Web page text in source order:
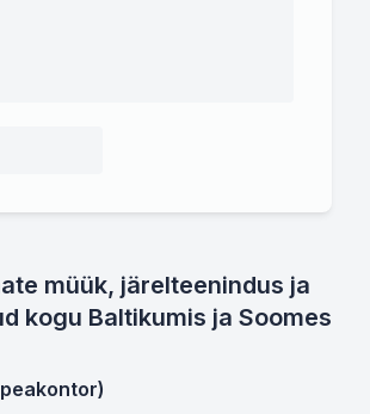
müük, järelteenindus ja
kogu Baltikumis ja Soomes